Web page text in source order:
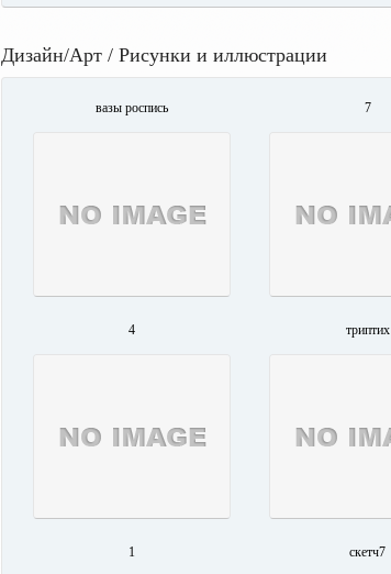
Дизайн/Арт / Рисунки и иллюстрации
вазы роспись 7
4 триптих
1 скетч7